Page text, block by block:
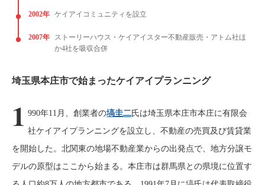
2002年 ケイアイコミュニティを設立
2007年
ストーリーハウス・ケイアイスター不動産販売・アトム社ほ
か4社を吸収合併
埼玉県本庄市で始まったケイアイプランニング
1 990年11月、創業者の塙圭二氏は埼玉県本庄市本庄に有限会
社ケイアイプランニングを設立し、不動産の売買及び賃貸業
を開始した。北関東の地場不動産業からの出発点で、地方分譲モ
デルの原型はここから始まる。本庄市は群馬県との県境に位置す